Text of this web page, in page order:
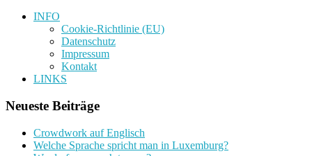
INFO
Cookie-Richtlinie (EU)
Datenschutz
Impressum
Kontakt
LINKS
Neueste Beiträge
Crowdwork auf Englisch
Welche Sprache spricht man in Luxemburg?